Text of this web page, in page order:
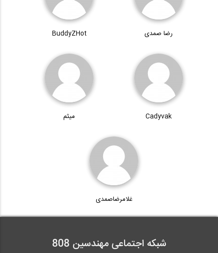
رضا صمدی BuddyZHot
Cadyvak میثم
غلامرضاصمدی
شبکه اجتماعی مهندسین 808